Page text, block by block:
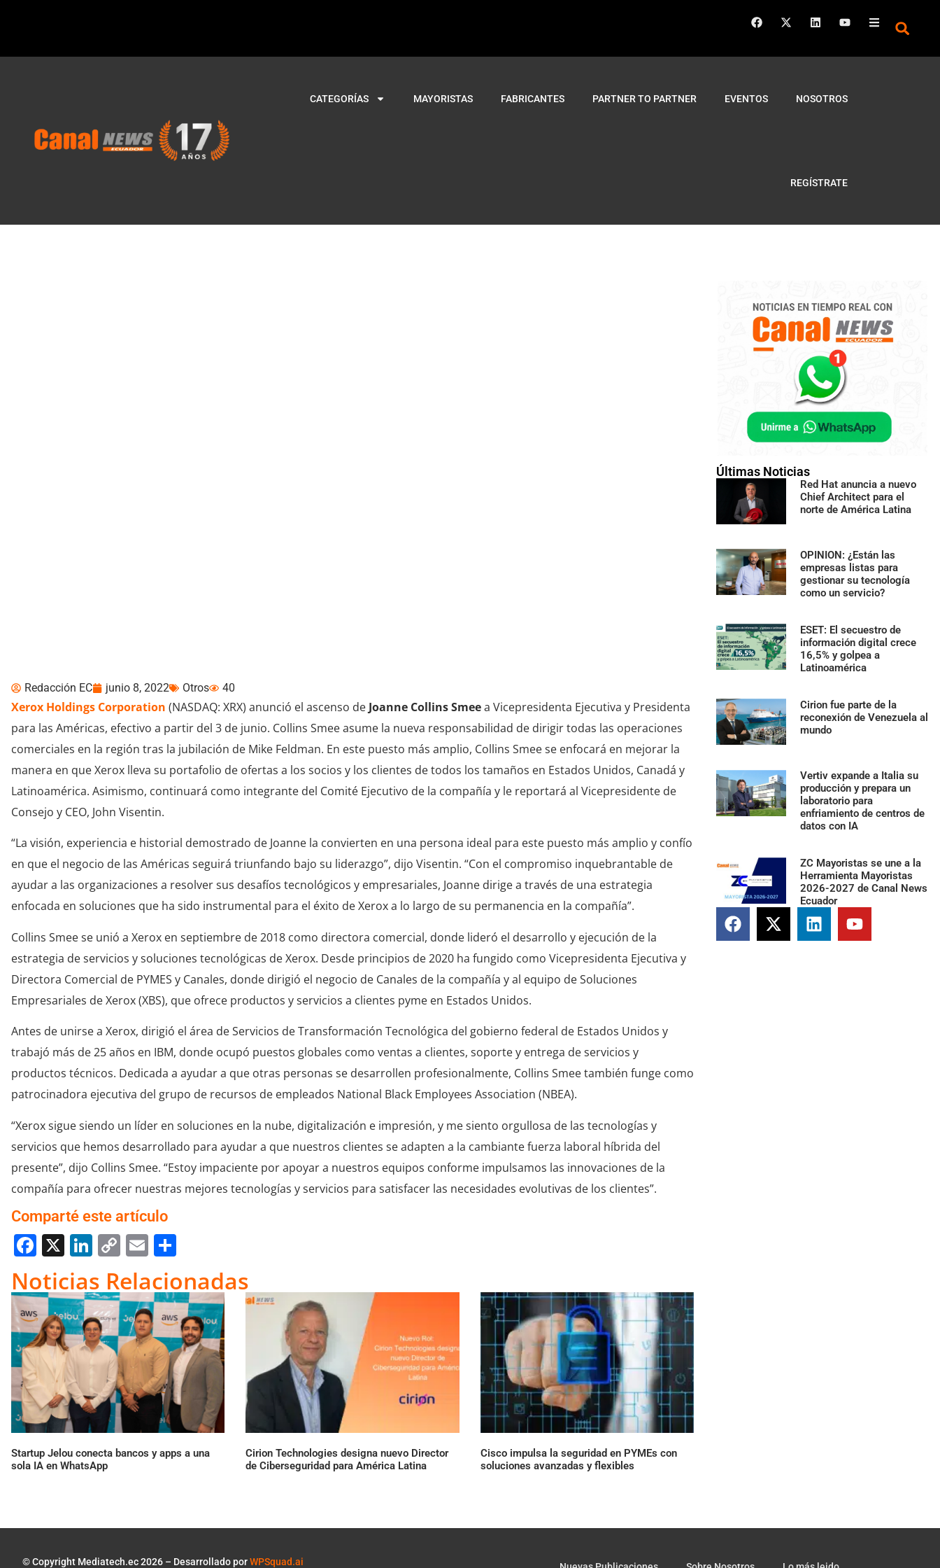
CATEGORÍAS MAYORISTAS FABRICANTES PARTNER TO PARTNER EVENTOS NOSOTROS
REGÍSTRATE
Últimas Noticias
Red Hat anuncia a nuevo
Chief Architect para el
norte de América Latina
OPINION: ¿Están las
empresas listas para
gestionar su tecnología
como un servicio?
ESET: El secuestro de
información digital crece
16,5% y golpea a
Latinoamérica
Cirion fue parte de la
reconexión de Venezuela al
mundo
Vertiv expande a Italia su
producción y prepara un
laboratorio para
enfriamiento de centros de
datos con IA
ZC Mayoristas se une a la
Herramienta Mayoristas
2026-2027 de Canal News
Ecuador
Redacción EC junio 8, 2022 Otros 40
Xerox Holdings Corporation (NASDAQ: XRX) anunció el ascenso de Joanne Collins Smeea Vicepresidenta Ejecutiva y Presidenta
para las Américas, efectivo a partir del 3 de junio. Collins Smee asume la nueva responsabilidad de dirigir todas las operaciones
comerciales en la región tras la jubilación de Mike Feldman. En este puesto más amplio, Collins Smee se enfocará en mejorar la
manera en que Xerox lleva su portafolio de ofertas a los socios y los clientes de todos los tamaños en Estados Unidos, Canadá y
Latinoamérica. Asimismo, continuará como integrante del Comité Ejecutivo de la compañía y le reportará al Vicepresidente de
Consejo y CEO, John Visentin.
“La visión, experiencia e historial demostrado de Joanne la convierten en una persona ideal para este puesto más amplio y confío
en que el negocio de las Américas seguirá triunfando bajo su liderazgo”, dijo Visentin. “Con el compromiso inquebrantable de
ayudar a las organizaciones a resolver sus desafíos tecnológicos y empresariales, Joanne dirige a través de una estrategia
enfocada en soluciones que ha sido instrumental para el éxito de Xerox a lo largo de su permanencia en la compañía”.
Collins Smee se unió a Xerox en septiembre de 2018 como directora comercial, donde lideró el desarrollo y ejecución de la
estrategia de servicios y soluciones tecnológicas de Xerox. Desde principios de 2020 ha fungido como Vicepresidenta Ejecutiva y
Directora Comercial de PYMES y Canales, donde dirigió el negocio de Canales de la compañía y al equipo de Soluciones
Empresariales de Xerox (XBS), que ofrece productos y servicios a clientes pyme en Estados Unidos.
Antes de unirse a Xerox, dirigió el área de Servicios de Transformación Tecnológica del gobierno federal de Estados Unidos y
trabajó más de 25 años en IBM, donde ocupó puestos globales como ventas a clientes, soporte y entrega de servicios y
productos técnicos. Dedicada a ayudar a que otras personas se desarrollen profesionalmente, Collins Smee también funge como
patrocinadora ejecutiva del grupo de recursos de empleados National Black Employees Association (NBEA).
“Xerox sigue siendo un líder en soluciones en la nube, digitalización e impresión, y me siento orgullosa de las tecnologías y
servicios que hemos desarrollado para ayudar a que nuestros clientes se adapten a la cambiante fuerza laboral híbrida del
presente”, dijo Collins Smee. “Estoy impaciente por apoyar a nuestros equipos conforme impulsamos las innovaciones de la
compañía para ofrecer nuestras mejores tecnologías y servicios para satisfacer las necesidades evolutivas de los clientes”.
Comparté este artículo
Facebook
X LinkedIn
Copy
Link
Email
Noticias Relacionadas
Startup Jelou conecta bancos y apps a una
sola IA en WhatsApp
Cirion Technologies designa nuevo Director
de Ciberseguridad para América Latina
Cisco impulsa la seguridad en PYMEs con
soluciones avanzadas y flexibles
© Copyright Mediatech.ec 2026 – Desarrollado porWPSquad.ai